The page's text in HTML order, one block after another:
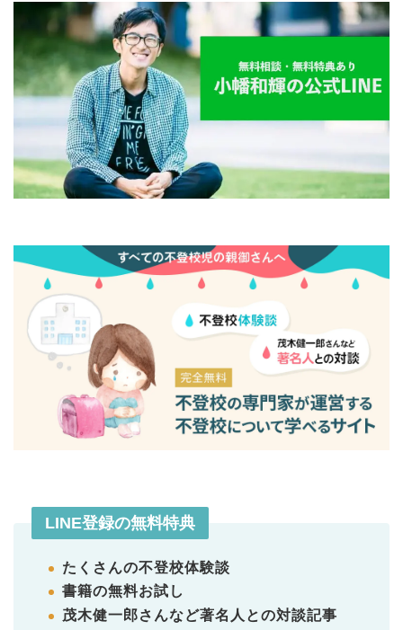
LINE登録の無料特典
たくさんの不登校体験談
書籍の無料お試し
茂木健一郎さんなど著名人との対談記事